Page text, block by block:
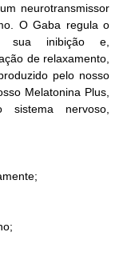
neurotransmissor
O Gaba regula o
sua inibição e,
de relaxamento,
pelo nosso
Melatonina Plus,
nervoso,